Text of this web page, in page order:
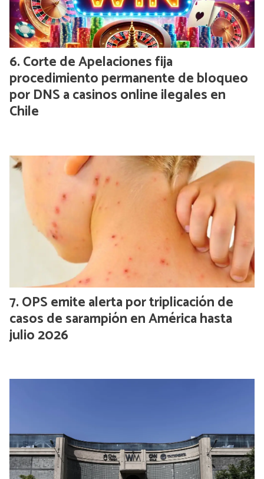
Corte de Apelaciones fija
procedimiento permanente de bloqueo
por DNS a casinos online ilegales en
Chile
OPS emite alerta por triplicación de
casos de sarampión en América hasta
julio 2026